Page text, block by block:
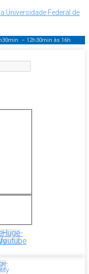
Universidade Federal de
– 12h30min às 16h
Huge-